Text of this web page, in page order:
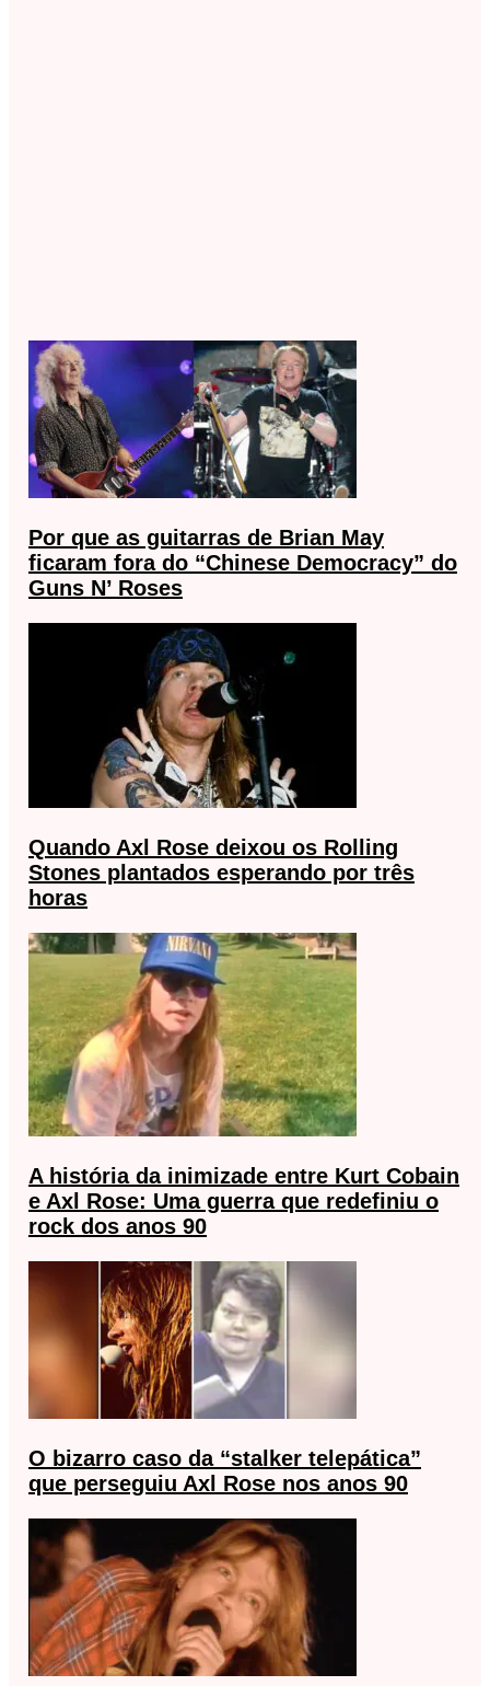
Por que as guitarras de Brian May
ficaram fora do “Chinese Democracy” do
Guns N’ Roses
Quando Axl Rose deixou os Rolling
Stones plantados esperando por três
horas
A história da inimizade entre Kurt Cobain
e Axl Rose: Uma guerra que redefiniu o
rock dos anos 90
O bizarro caso da “stalker telepática”
que perseguiu Axl Rose nos anos 90